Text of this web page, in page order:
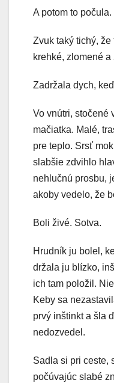
A potom to počula.
Zvuk taký tichý, že
krehké, zlomené
Zadržala dych,
Vo vnútri, stočené
mačiatka. Malé,
pre teplo. Srsť
slabšie zdvihlo
nehlučnú prosbu,
akoby vedelo, že
Boli živé. Sotva.
Hrudník ju bolel,
držala ju blízko,
ich tam položil.
Keby sa
prvý inštinkt a šla
nedozvedel.
Sadla si pri ceste,
počúvajúc slabé